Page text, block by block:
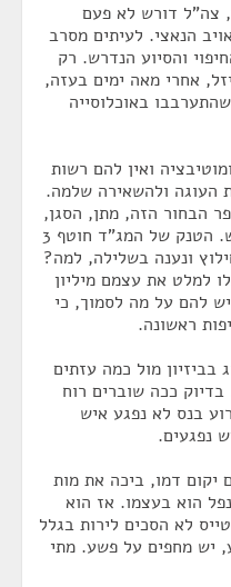
צה"ל דורש לא פעם
הנאצי. לעיתים מסרב
והסיוע הנדרש. רק
אחרי מאה ימים בעזה,
באוכלוסייה
ואין להם רשות
העוגה ולהשאירה שלמה.
הבחור הזה, מתן, הסגן,
על פומה של חיל הנדסה עולה באש. הטנק של המג"ד חוטף 3
ונענה בשלילה, למה?
למלט את עצמם מיליון
להם על מה לסמוך, כי
ראשונה.
30 טנקים נסוג בביזיון מול כמה עזתים
ככה שוברים רוח
בנס לא נפגע איש
נפגעים.
דמו, ביכה את מות
הוא בעצמו. אז הוא
לא הסכים לירות בגלל
יש מחפים על פשע. מתי